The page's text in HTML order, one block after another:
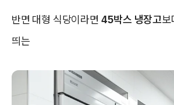
반면 대형 식당이라면 45박스 냉장고보
띄는